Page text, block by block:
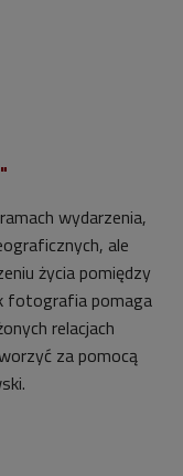
wydarzenia,
ale
życia pomiędzy
fotografia pomaga
relacjach
za pomocą